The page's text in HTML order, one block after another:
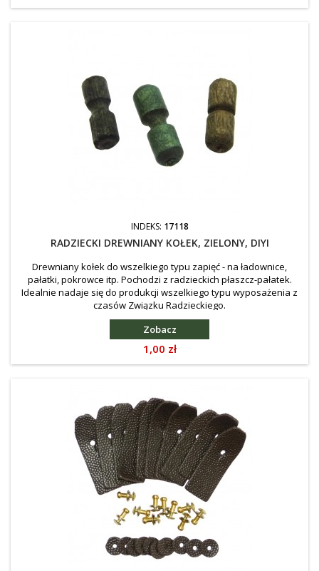
INDEKS: 17118
RADZIECKI DREWNIANY KOŁEK, ZIELONY, DIYI
Drewniany kołek do wszelkiego typu zapięć - na ładownice,
pałatki, pokrowce itp. Pochodzi z radzieckich płaszcz-pałatek.
Idealnie nadaje się do produkcji wszelkiego typu wyposażenia z
czasów Związku Radzieckiego.
Zobacz
Cena
1,00 zł